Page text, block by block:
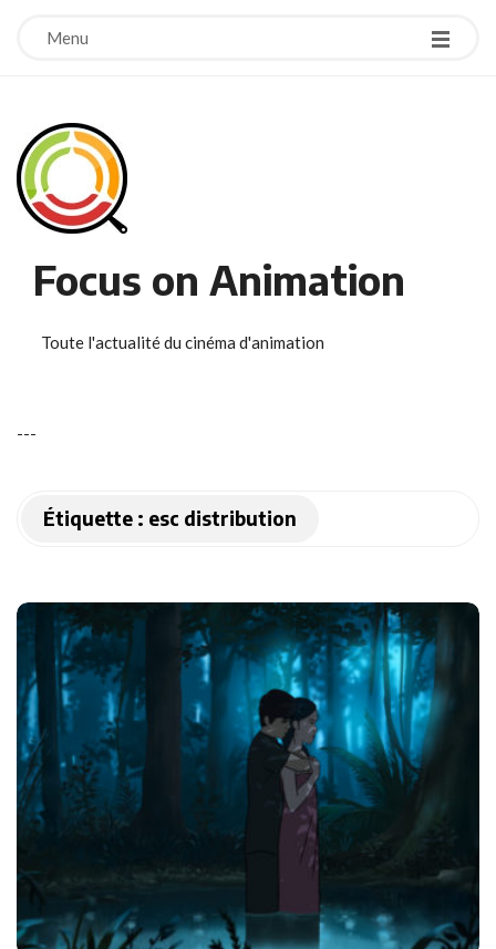
Menu
Focus on Animation
Toute l'actualité du cinéma d'animation
---
Étiquette : esc distribution